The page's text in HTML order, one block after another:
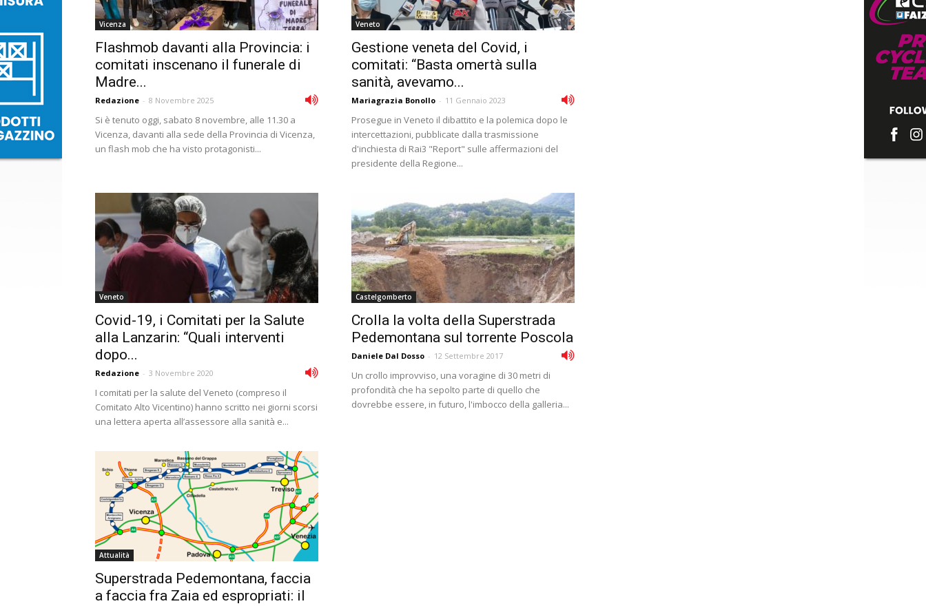
Vicenza
Flashmob davanti alla Provincia: i
comitati inscenano il funerale di
Madre...
Redazione - 8 Novembre 2025
Si è tenuto oggi, sabato 8 novembre, alle 11.30 a
Vicenza, davanti alla sede della Provincia di Vicenza,
un flash mob che ha visto protagonisti...
Veneto
Gestione veneta del Covid, i
comitati: “Basta omertà sulla
sanità, avevamo...
Mariagrazia Bonollo - 11 Gennaio 2023
Prosegue in Veneto il dibattito e la polemica dopo le
intercettazioni, pubblicate dalla trasmissione
d'inchiesta di Rai3 "Report" sulle affermazioni del
presidente della Regione...
Veneto
Covid-19, i Comitati per la Salute
alla Lanzarin: “Quali interventi
dopo...
Redazione - 3 Novembre 2020
I comitati per la salute del Veneto (compreso il
Comitato Alto Vicentino) hanno scritto nei giorni scorsi
una lettera aperta all’assessore alla sanità e...
Castelgomberto
Crolla la volta della Superstrada
Pedemontana sul torrente Poscola
Daniele Dal Dosso - 12 Settembre 2017
Un crollo improvviso, una voragine di 30 metri di
profondità che ha sepolto parte di quello che
dovrebbe essere, in futuro, l'imbocco della galleria...
Attualità
Superstrada Pedemontana, faccia
a faccia fra Zaia ed espropriati: il